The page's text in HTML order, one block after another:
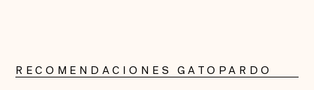
RECOMENDACIONES GATOPARDO